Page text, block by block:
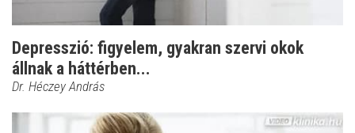
Depresszió: figyelem, gyakran szervi okok
állnak a háttérben...
Dr. Héczey András